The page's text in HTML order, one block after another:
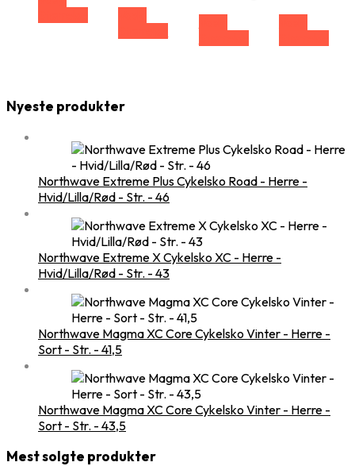
Nyeste produkter
Northwave Extreme Plus Cykelsko Road - Herre -
Hvid/Lilla/Rød - Str. - 46
Northwave Extreme X Cykelsko XC - Herre -
Hvid/Lilla/Rød - Str. - 43
Northwave Magma XC Core Cykelsko Vinter - Herre -
Sort - Str. - 41,5
Northwave Magma XC Core Cykelsko Vinter - Herre -
Sort - Str. - 43,5
Mest solgte produkter